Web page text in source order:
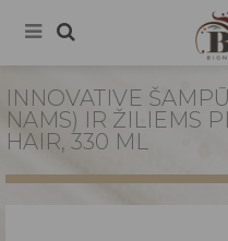
INNOVATIVE
NAMS) IR ŽILIEMS
HAIR, 330 ML